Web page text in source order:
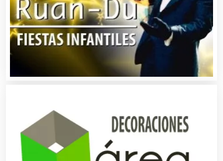
Clubes Deportivos
Compresores de aire
Computadoras